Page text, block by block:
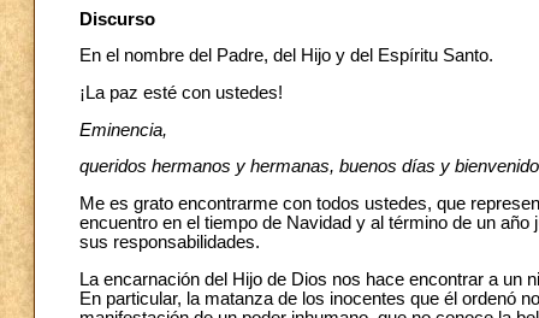
Discurso
En el nombre del Padre, del Hijo y del Espíritu Santo.
¡La paz esté con ustedes!
Eminencia,
queridos hermanos y hermanas, buenos días y
Me es grato encontrarme con todos ustedes, que
encuentro en el tiempo de Navidad y al término de un
sus responsabilidades.
La encarnación del Hijo de Dios nos hace encontrar a un
En particular, la matanza de los inocentes que él ordenó